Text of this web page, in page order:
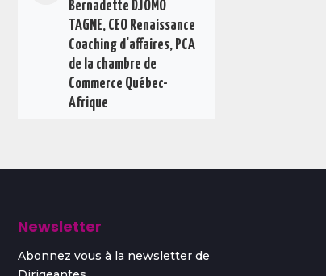
Bernadette DJOMO
TAGNE, CEO Renaissance
Coaching d'affaires, PCA
de la chambre de
Commerce Québec-
Afrique
Newsletter
Abonnez vous à la newsletter de